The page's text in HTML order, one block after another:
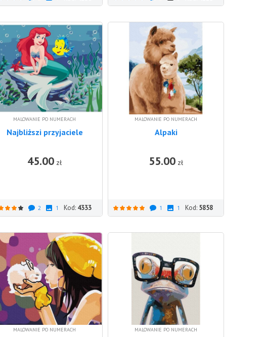
DO KOSZYKA
MALOWANIE PO NUMERACH
Najbliższi przyjaciele
45.00 zł DO KOSZYKA
2 1 Kod: 4333
MALOWANIE PO NUMERACH
Alpaki
55.00 zł
1 1 Kod: 5858
MALOWANIE PO NUMERACH MALOWANIE PO NUMERACH